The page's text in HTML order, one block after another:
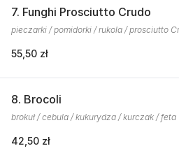
7. Funghi Prosciutto Crudo
pieczarki / pomidorki / rukola / prosciutto
55,50 zł
8. Brocoli
brokuł / cebula / kukurydza / kurczak / feta
42,50 zł